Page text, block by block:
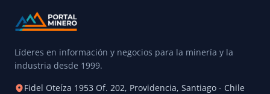
Líderes en información y negocios para la minería y la
industria desde 1999.
Fidel Oteíza 1953 Of. 202, Providencia, Santiago - Chile